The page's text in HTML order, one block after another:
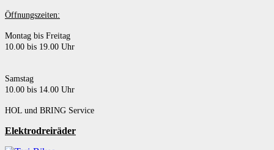
Öffnungszeiten:
Montag bis Freitag
10.00 bis 19.00 Uhr
Samstag
10.00 bis 14.00 Uhr
HOL und BRING Service
Elektrodreiräder